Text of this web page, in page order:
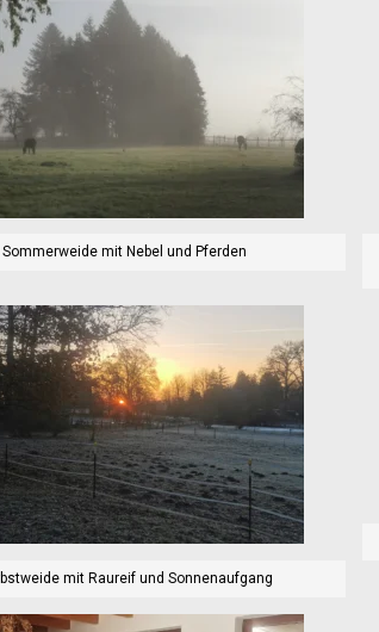
Sommerweide mit Nebel und Pferden
mit Raureif und Sonnenaufgang